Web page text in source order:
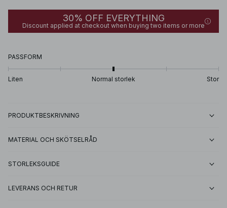
30% OFF EVERYTHING
Discount applied at checkout when buying two items or more
PASSFORM
Liten Normal storlek Stor
PRODUKTBESKRIVNING
MATERIAL OCH SKÖTSELRÅD
STORLEKSGUIDE
LEVERANS OCH RETUR